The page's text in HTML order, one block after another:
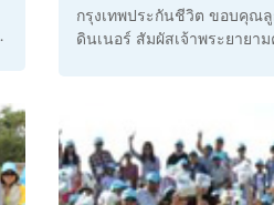
กรุงเทพประกันชีวิต ขอบคุณ
ดินเนอร์ สัมผัสเจ้าพระยายาม